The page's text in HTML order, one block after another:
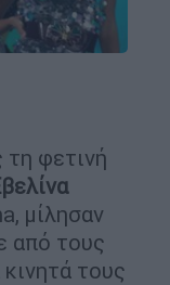
τη φετινή
μίλησαν
από τους
τους